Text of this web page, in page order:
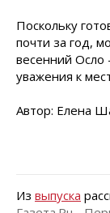
Поскольку
почти за год,
весенний
уважения к
Автор: Елена
Из выпуска